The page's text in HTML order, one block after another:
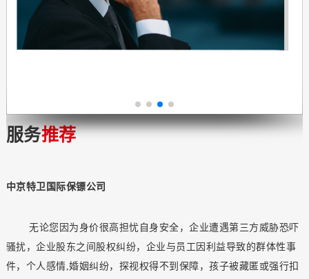
服务推荐
中京特卫国际保镖公司
无论您因为身价很高担忧自身安全，企业遭遇第三方威胁恐吓
骚扰，企业股东之间股权纠纷，企业与员工因利益导致的群体性事
件，个人感情,婚姻纠纷，探视权得不到保障，孩子被藏匿或强行扣